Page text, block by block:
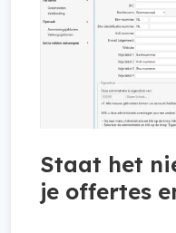
Staat het
je offertes